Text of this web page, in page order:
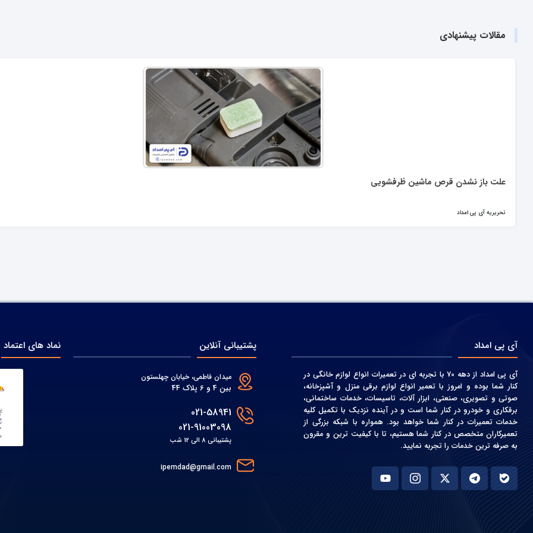
مقالات پیشنهادی
علت باز نشدن قرص ماشین ظرفشویی
تحریریه آی پی امداد
آی پی امداد
آی پی امداد از دهه 70 با تجربه ای در تعمیرات انواع لوازم خانگی در
کنار شما بوده و امروز با تعمیر انواع لوازم برقی منزل و آشپزخانه،
صوتی و‌ تصویری، صنعتی، ابزار آلات، تاسیسات، خدمات ساختمانی،
برقکاری و خودرو در کنار شما است و در آینده نزدیک با تکمیل کلیه
خدمات تعمیرات در کنار شما خواهد بود. همواره با شبکه بزرگی از
تعمیرکاران متخصص در کنار شما هستیم، تا با کیفیت ترین و مقرون
به صرفه ترین خدمات را تجربه نمایید.
پشتیبانی آنلاین
میدان فاطمی، خیابان چهلستون
بین 4 و 6 پلاک 44
021-58941
021-91003098
پشتیبانی 8 الی 12 شب
ipemdad@gmail.com
نماد های اعتماد